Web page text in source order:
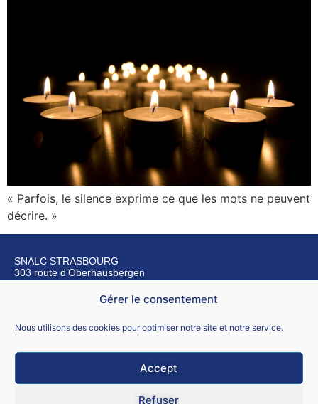
Gérer le consentement
Nous utilisons des cookies pour optimiser notre site et notre service.
Accept
Refuser
« Parfois, le silence exprime ce que les mots ne peuvent
décrire. »
SNALC STRASBOURG
303 route d’Oberhausbergen
67200 Strasbourg